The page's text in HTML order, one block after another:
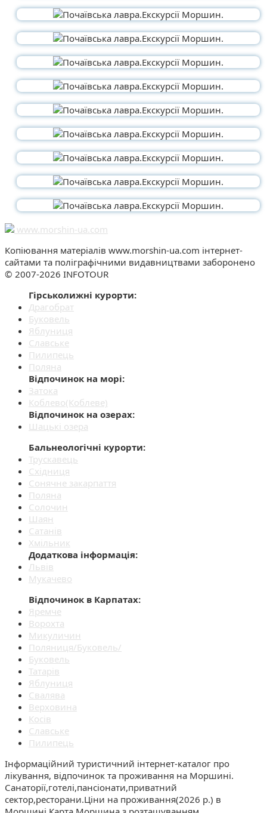
www.morshin-ua.com
Копіювання матеріалів www.morshin-ua.com інтернет-
сайтами та поліграфічними видавництвами заборонено
© 2007-2026 INFOTOUR
Гірськолижні курорти:
Драгобрат
Буковель
Яблуниця
Славське
Пилипець
Поляна
Відпочинок на морі:
Затока
Коблево(Коблеве)
Відпочинок на озерах:
Шацькі озера
Бальнеологічні курорти:
Трускавець
Східниця
Сонячне закарпаття
Поляна
Солочин
Шаян
Сатанів
Хмільник
Додаткова інформація:
Львів
Мукачево
Відпочинок в Карпатах:
Яремче
Ворохта
Микуличин
Поляниця/Буковель/
Буковель
Татарів
Яблуниця
Cвалява
Верховина
Косів
Славське
Пилипець
Інформаційний туристичний інтернет-каталог про
лікування, відпочинок та проживання на Моршині.
Санаторії,готелі,пансіонати,приватний
сектор,ресторани.Ціни на проживання(2026 р.) в